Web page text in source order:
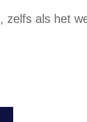
als het